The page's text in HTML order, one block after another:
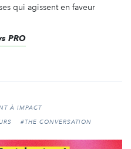
qui agissent en faveur
PRO
À IMPACT
#THE CONVERSATION